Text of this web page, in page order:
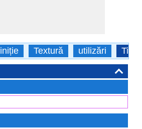
Textură utilizări